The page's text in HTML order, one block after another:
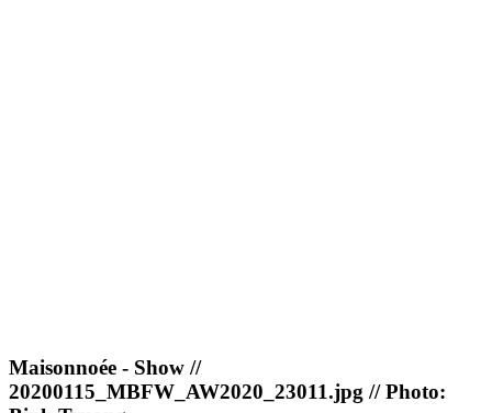
Maisonnoée - Show //
20200115_MBFW_AW2020_23011.jpg // Photo: